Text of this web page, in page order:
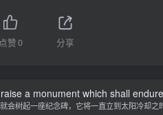
点赞0 分享
a monument which shall
会树起一座纪念碑，它将一直立到太阳冷却之